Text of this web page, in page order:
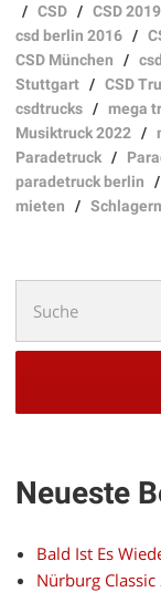
/CSD /CSD 2019
csd berlin 2016 /
CSD München /
Stuttgart /CSD
csdtrucks /mega
Musiktruck 2022 /
Paradetruck /
paradetruck berlin
mieten /
nach:
Neueste
Bald Ist Es
Nürburg Classic